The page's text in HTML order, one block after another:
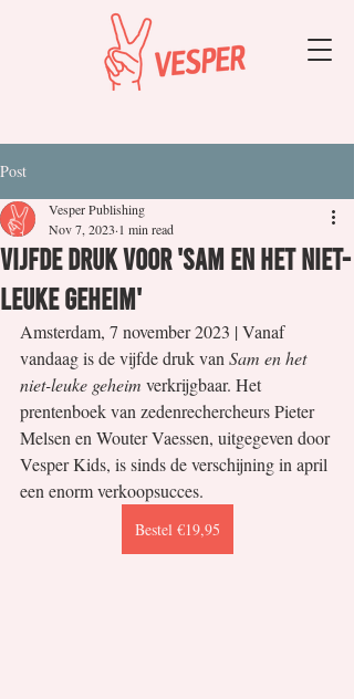
Post
Vijfde druk voor 'Sam en het niet-
leuke geheim'
Vesper Publishing
Nov 7, 2023 1 min read
Amsterdam, 7 november 2023 | Vanaf
vandaag is de vijfde druk van Sam en het
niet-leuke geheim verkrijgbaar. Het
prentenboek van zedenrechercheurs Pieter
Melsen en Wouter Vaessen, uitgegeven door
Vesper Kids, is sinds de verschijning in april
een enorm verkoopsucces.
Bestel €19,95